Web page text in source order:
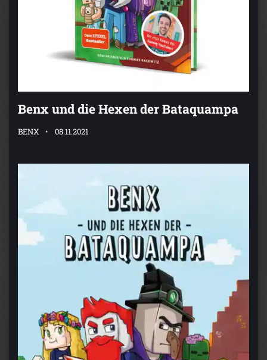
Benx und die Hexen der Bataquampa
BENX 08.11.2021